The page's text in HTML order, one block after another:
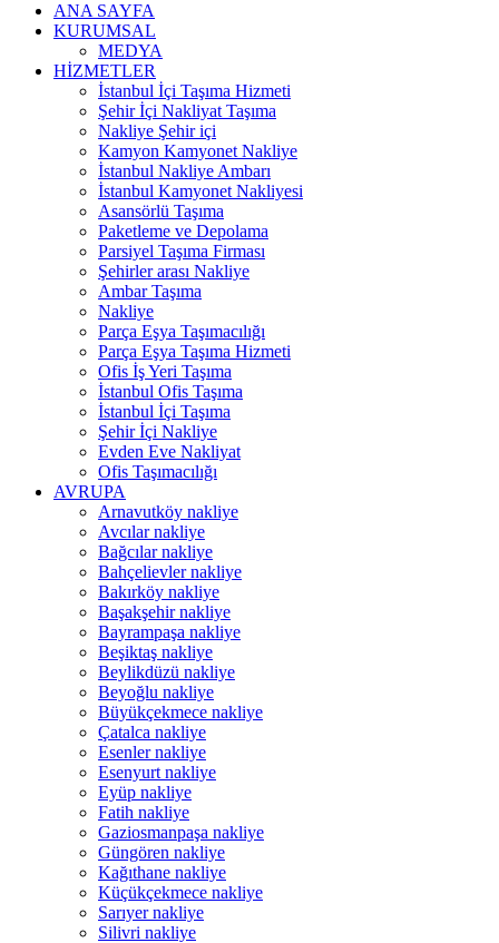
ANA SAYFA
KURUMSAL
MEDYA
HİZMETLER
İstanbul İçi Taşıma Hizmeti
Şehir İçi Nakliyat Taşıma
Nakliye Şehir içi
Kamyon Kamyonet Nakliye
İstanbul Nakliye Ambarı
İstanbul Kamyonet Nakliyesi
Asansörlü Taşıma
Paketleme ve Depolama
Parsiyel Taşıma Firması
Şehirler arası Nakliye
Ambar Taşıma
Nakliye
Parça Eşya Taşımacılığı
Parça Eşya Taşıma Hizmeti
Ofis İş Yeri Taşıma
İstanbul Ofis Taşıma
İstanbul İçi Taşıma
Şehir İçi Nakliye
Evden Eve Nakliyat
Ofis Taşımacılığı
AVRUPA
Arnavutköy nakliye
Avcılar nakliye
Bağcılar nakliye
Bahçelievler nakliye
Bakırköy nakliye
Başakşehir nakliye
Bayrampaşa nakliye
Beşiktaş nakliye
Beylikdüzü nakliye
Beyoğlu nakliye
Büyükçekmece nakliye
Çatalca nakliye
Esenler nakliye
Esenyurt nakliye
Eyüp nakliye
Fatih nakliye
Gaziosmanpaşa nakliye
Güngören nakliye
Kağıthane nakliye
Küçükçekmece nakliye
Sarıyer nakliye
Silivri nakliye